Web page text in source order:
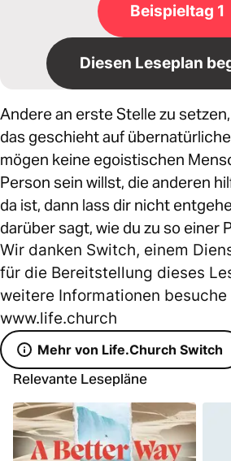
Beispieltag 1
Diesen Leseplan
Andere an erste Stelle zu
das geschieht auf
mögen keine egoistischen
Person sein willst, die anderen
da ist, dann lass dir nicht
darüber sagt, wie du zu so einer
Wir danken Switch, einem
für die Bereitstellung dieses
weitere Informationen
www.life.church
Mehr von Life.Church Switch
Relevante Lesepläne